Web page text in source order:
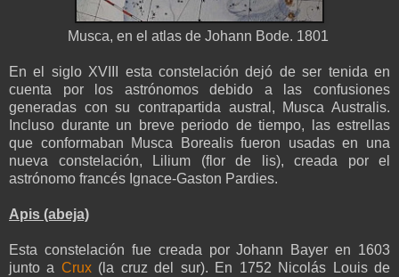
Musca, en el atlas de Johann Bode. 1801
En el siglo XVIII esta constelación dejó de ser tenida en
cuenta por los astrónomos debido a las confusiones
generadas con su contrapartida austral, Musca Australis.
Incluso durante un breve periodo de tiempo, las estrellas
que conformaban Musca Borealis fueron usadas en una
nueva constelación, Lilium (flor de lis), creada por el
astrónomo francés Ignace-Gaston Pardies.
Apis (abeja)
Esta constelación fue creada por Johann Bayer en 1603
junto a Crux(la cruz del sur). En 1752 Nicolás Louis de